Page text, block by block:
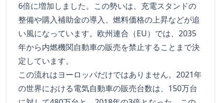
6倍に増加しました。この勢いは、充電スタンドの
整備や購入補助金の導入、燃料価格の上昇などが追
い風になっています。欧州連合（EU）では、2035
年から内燃機関自動車の販売を禁止することまで決
定しています。
この流れはヨーロッパだけではありません。2021年
の世界における電気自動車の販売台数は、150万台